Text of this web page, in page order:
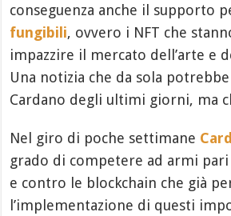
conseguenza anche il supporto
fungibili, ovvero i NFT che
impazzire il mercato dell’arte e
Una notizia che da sola
Cardano degli ultimi giorni, ma
Nel giro di poche settimane
grado di competere ad armi
e contro le blockchain che già
l’implementazione di questi